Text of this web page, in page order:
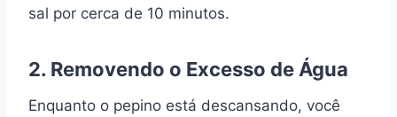
sal por cerca de 10 minutos.
2. Removendo o Excesso de Água
Enquanto o pepino está descansando, você